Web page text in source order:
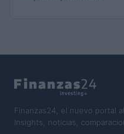
Finanzas24, el nuevo portal
Insights, noticias,